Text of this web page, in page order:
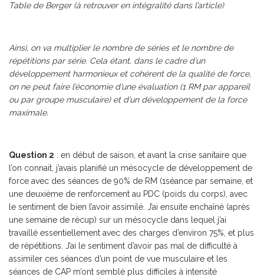
Table de Berger (à retrouver en intégralité dans l’article)
Ainsi, on va multiplier le nombre de séries et le nombre de
répétitions par série. Cela étant, dans le cadre d’un
développement harmonieux et cohérent de la qualité de force,
on ne peut faire l’économie d’une évaluation (1 RM par appareil
ou par groupe musculaire) et d’un développement de la force
maximale.
Question 2 : en début de saison, et avant la crise sanitaire que
l’on connait, j’avais planifié un mésocycle de développement de
force avec des séances de 90% de RM (1séance par semaine, et
une deuxième de renforcement au PDC (poids du corps), avec
le sentiment de bien l’avoir assimilé. J’ai ensuite enchaîné (après
une semaine de récup) sur un mésocycle dans lequel j’ai
travaillé essentiellement avec des charges d’environ 75%, et plus
de répétitions. J’ai le sentiment d’avoir pas mal de difficulté à
assimiler ces séances d’un point de vue musculaire et les
séances de CAP m’ont semblé plus difficiles à intensité